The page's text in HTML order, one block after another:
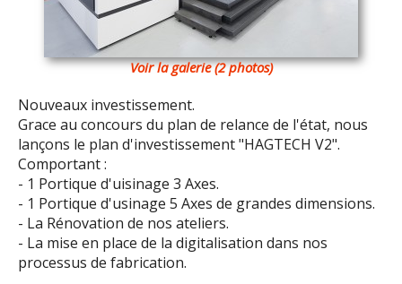
Voir la galerie (2 photos)
Nouveaux investissement.
Grace au concours du plan de relance de l'état, nous
lançons le plan d'investissement "HAGTECH V2".
Comportant :
- 1 Portique d'uisinage 3 Axes.
- 1 Portique d'usinage 5 Axes de grandes dimensions.
- La Rénovation de nos ateliers.
- La mise en place de la digitalisation dans nos
processus de fabrication.